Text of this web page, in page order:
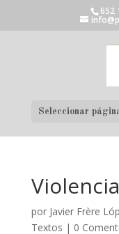
652
Seleccionar
por Javier Frère
Textos | 0